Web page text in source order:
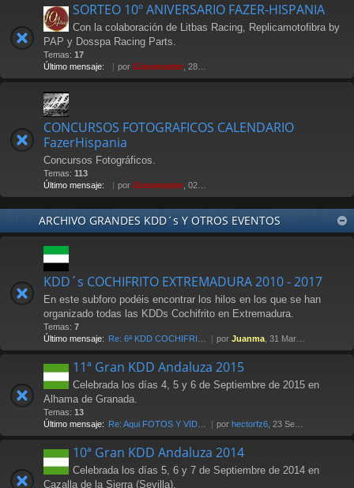
SORTEO 10º ANIVERSARIO FAZER-HISPANIA
Con la colaboración de Litbas Racing, Replicamotofibra by
PAP y Dosspa Racing Parts.
Temas: 17
Último mensaje:
por Güesmaster , 28 Nov 2011 20:13
CONCURSOS FOTOGRAFICOS CALENDARIO
FazerHispania
Concursos Fotográficos.
Temas: 113
Último mensaje:
por Güesmaster , 02 May 2012 21:07
ARCHIVO GRANDES KDD´s Y OTROS EVENTOS
KDD´s COCHIFRITO EXTREMADURA 2010 - 2017
En este subforo podéis encontrar los hilos en los que se han
organizado todas las KDDs Cochifrito en Extremadura.
Temas: 7
Último mensaje: Re: 6ª KDD COCHIFRITO 1-abri… por Juanma , 31 Mar 2017 00:14
11ª Gran KDD Andaluza 2015
Celebrada los días 4, 5 y 6 de Septiembre de 2015 en
Alhama de Granada.
Temas: 13
Último mensaje: Re: Aqui FOTOS Y VIDEOS por hectorfz6 , 23 Sep 2015 12:48
10ª Gran KDD Andaluza 2014
Celebrada los días 5, 6 y 7 de Septiembre de 2014 en
Cazalla de la Sierra (Sevilla).